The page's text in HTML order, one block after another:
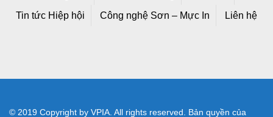
Tin tức Hiệp hội Công nghệ Sơn – Mực In Liên hệ
© 2019 Copyright by VPIA. All rights reserved. Bản quyền của